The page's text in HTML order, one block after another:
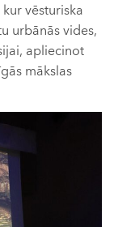
vēsturiska
urbānās vides,
apliecinot
mākslas